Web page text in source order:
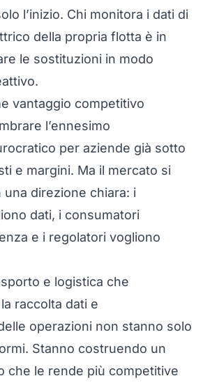
l’inizio. Chi monitora i dati di
della propria flotta è in
le sostituzioni in modo
vantaggio competitivo
l’ennesimo
per aziende già sotto
e margini. Ma il mercato si
direzione chiara: i
dati, i consumatori
e i regolatori vogliono
e logistica che
raccolta dati e
operazioni non stanno solo
Stanno costruendo un
che le rende più competitive